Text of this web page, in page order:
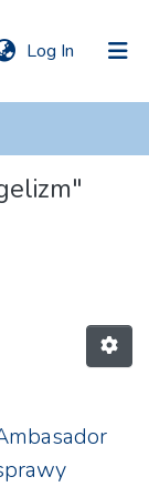
Log In (current)